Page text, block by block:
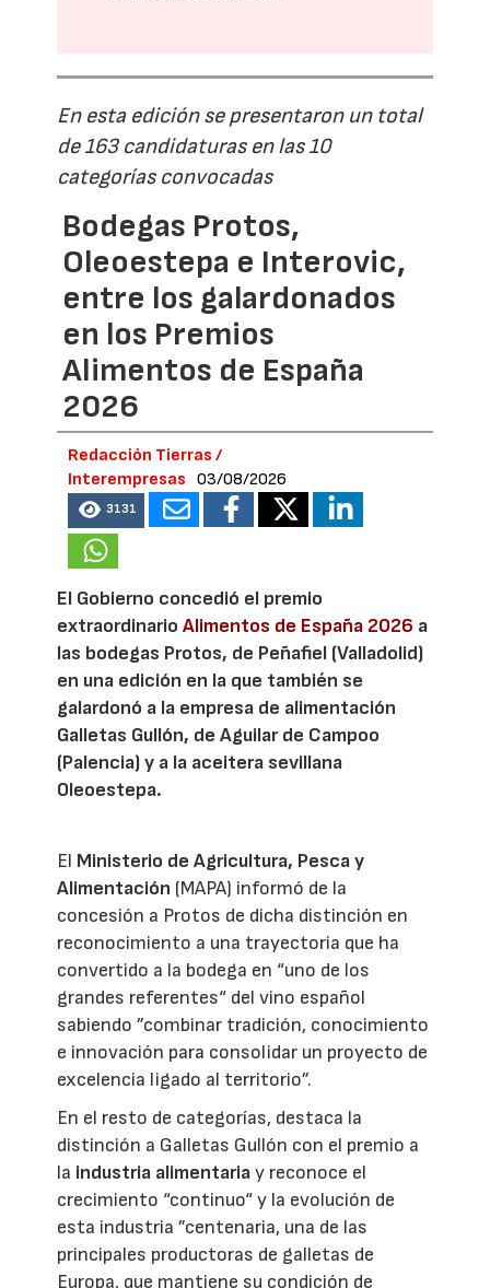
En esta edición se presentaron un total
de 163 candidaturas en las 10
categorías convocadas
Bodegas Protos,
Oleoestepa e Interovic,
entre los galardonados
en los Premios
Alimentos de España
2026
Redacción Tierras /
Interempresas
03/08/2026
3131
El Gobierno concedió el premio
extraordinarioAlimentos de España 2026 a
las bodegas Protos, de Peñafiel (Valladolid)
en una edición en la que también se
galardonó a la empresa de alimentación
Galletas Gullón, de Aguilar de Campoo
(Palencia) y a la aceitera sevillana
Oleoestepa.
El Ministerio de Agricultura, Pesca y
Alimentación (MAPA) informó de la
concesión a Protos de dicha distinción en
reconocimiento a una trayectoria que ha
convertido a la bodega en “uno de los
grandes referentes“ del vino español
sabiendo ”combinar tradición, conocimiento
e innovación para consolidar un proyecto de
excelencia ligado al territorio”.
En el resto de categorías, destaca la
distinción a Galletas Gullón con el premio a
la industria alimentariay reconoce el
crecimiento “continuo“ y la evolución de
esta industria ”centenaria, una de las
principales productoras de galletas de
Europa, que mantiene su condición de